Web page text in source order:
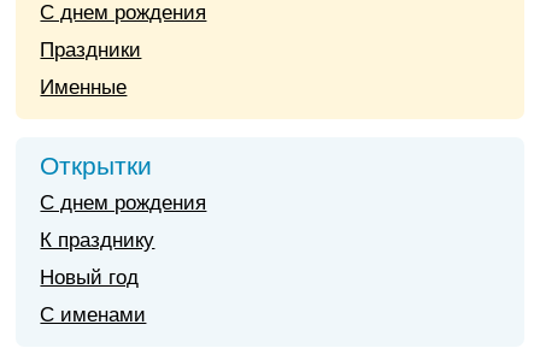
С днем рождения
Праздники
Именные
Открытки
С днем рождения
К празднику
Новый год
С именами